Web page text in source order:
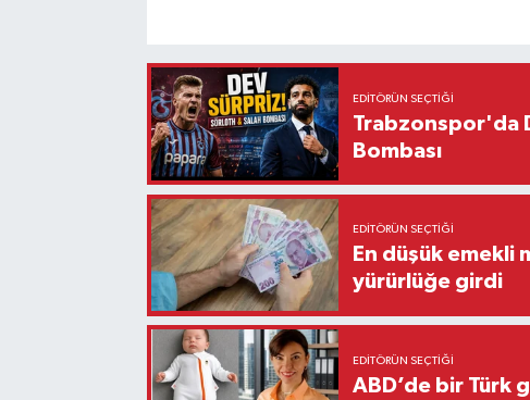
EDITÖRÜN SEÇTIĞI
Trabzonspor'da
Bombası
EDITÖRÜN SEÇTIĞI
En düşük emekli
yürürlüğe girdi
EDITÖRÜN SEÇTIĞI
ABD’de bir Türk